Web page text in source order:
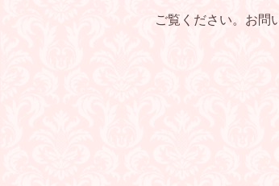
ご覧ください。お問